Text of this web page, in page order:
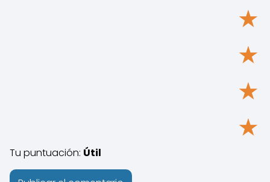
★
★
★
★
Tu puntuación: Útil